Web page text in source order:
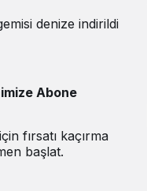
denize indirildi
Abone
fırsatı kaçırma
başlat.